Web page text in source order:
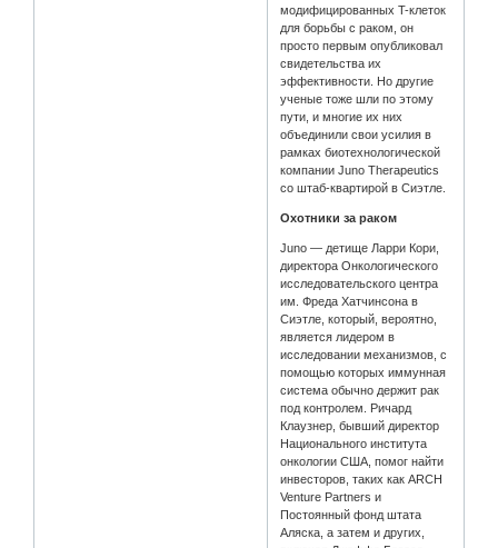
модифицированных T-клеток
для борьбы с раком, он
просто первым опубликовал
свидетельства их
эффективности. Но другие
ученые тоже шли по этому
пути, и многие их них
объединили свои усилия в
рамках биотехнологической
компании Juno Therapeutics
со штаб-квартирой в Сиэтле.
Охотники за раком
Juno — детище Ларри Кори,
директора Онкологического
исследовательского центра
им. Фреда Хатчинсона в
Сиэтле, который, вероятно,
является лидером в
исследовании механизмов, с
помощью которых иммунная
система обычно держит рак
под контролем. Ричард
Клаузнер, бывший директор
Национального института
онкологии США, помог найти
инвесторов, таких как ARCH
Venture Partners и
Постоянный фонд штата
Аляска, а затем и других,